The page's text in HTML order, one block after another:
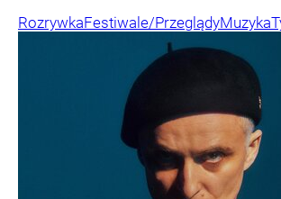
RozrywkaFestiwale/PrzeglądyMuzyka